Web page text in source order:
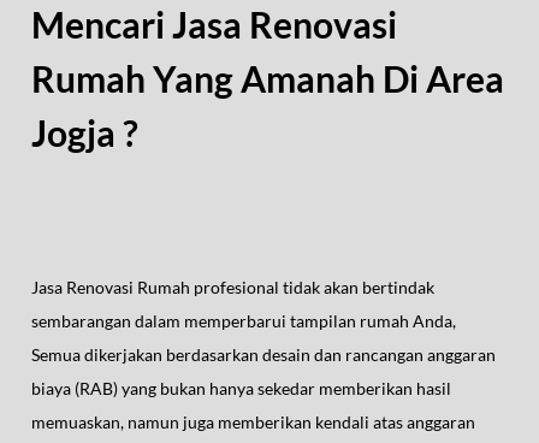
Mencari Jasa Renovasi
Rumah Yang Amanah Di Area
Jogja ?
Jasa Renovasi Rumah profesional tidak akan bertindak
sembarangan dalam memperbarui tampilan rumah Anda,
Semua dikerjakan berdasarkan desain dan rancangan anggaran
biaya (RAB) yang bukan hanya sekedar memberikan hasil
memuaskan, namun juga memberikan kendali atas anggaran